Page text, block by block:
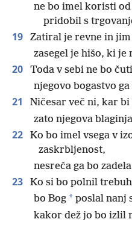
ne bo imel koristi
pridobil s
19
Zatiral je revne in
zasegel je hišo, ki je
20
Toda v sebi ne bo
njegovo bogastvo
21
Ničesar več ni, kar
zato njegova
22
Ko bo imel vsega v
zaskrbljenost,
nesreča ga bo
23
Ko si bo polnil
bo Bog * poslal nanj
kakor dež jo bo izlil